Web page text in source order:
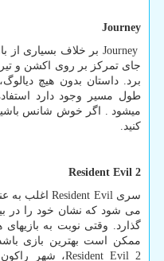
Journey
Journey بر خلاف بسیاری از
جای تمرکز بر روی اکشن و
برد. داستان بدون هیچ
طول مسیر وجود دارد
میشود . اگر خوش شانس
کنید.
Resident Evil 2
سری Resident Evil اغلب به
می شود که نشان خود را در
گذارد. وقتی نوبت به
ممکن است بهترین بازی
Resident Evil 2، شهر